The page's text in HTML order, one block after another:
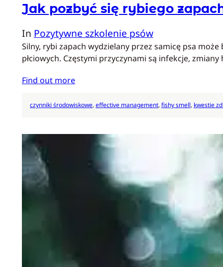
Jak pozbyć się rybiego
In Pozytywne szkolenie psów
Silny, rybi zapach wydzielany przez samicę psa
płciowych. Częstymi przyczynami są infekcje,
Find out more
czynniki środowiskowe, effective management, fishy smell, kwestie